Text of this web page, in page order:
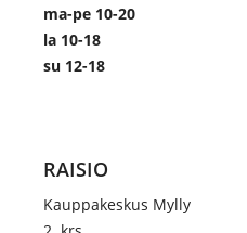
ma-pe 10-20
la 10-18
su 12-18
RAISIO
Kauppakeskus Mylly